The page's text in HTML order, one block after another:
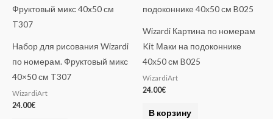
Набор для рисования Wizardi
по номерам. Фруктовый микс
40×50 см T307
WizardiArt
24.00€
Wizardi Картина по номерам
Kit Маки на подоконнике
40х50 см B025
WizardiArt
24.00€
В корзину